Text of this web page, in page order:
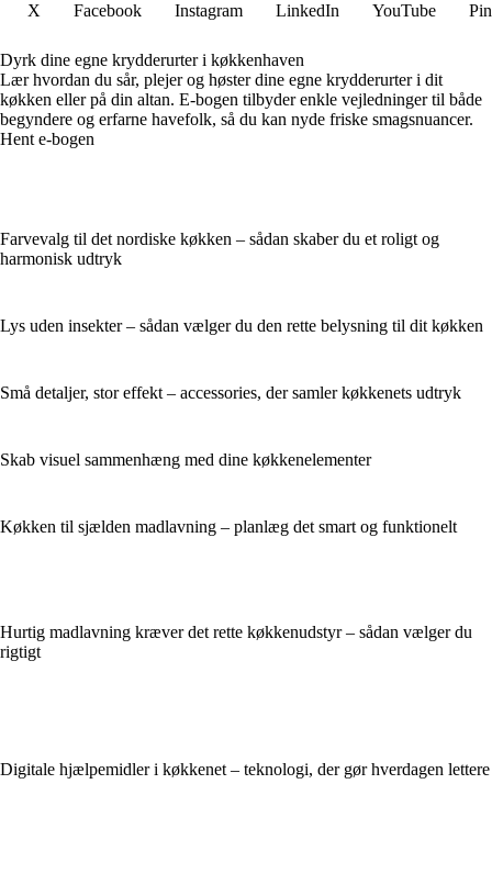
X Facebook Instagram LinkedIn YouTube
Dyrk dine egne krydderurter i køkkenhaven
Lær hvordan du sår, plejer og høster dine egne krydderurter i dit
køkken eller på din altan. E-bogen tilbyder enkle vejledninger til både
begyndere og erfarne havefolk, så du kan nyde friske smagsnuancer.
Hent e-bogen
Farvevalg til det nordiske køkken – sådan skaber du et roligt og
harmonisk udtryk
Lys uden insekter – sådan vælger du den rette belysning til dit køkken
Små detaljer, stor effekt – accessories, der samler køkkenets udtryk
Skab visuel sammenhæng med dine køkkenelementer
Køkken til sjælden madlavning – planlæg det smart og funktionelt
Hurtig madlavning kræver det rette køkkenudstyr – sådan vælger du
rigtigt
Digitale hjælpemidler i køkkenet – teknologi, der gør hverdagen lettere